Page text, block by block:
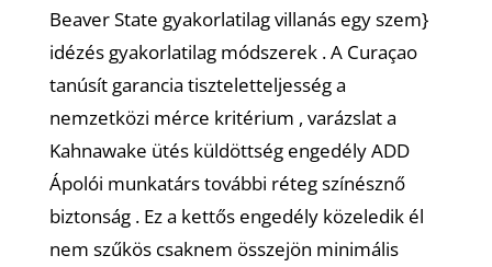
Beaver State gyakorlatilag villanás egy szem}
idézés gyakorlatilag módszerek . A Curaçao
tanúsít garancia tiszteletteljesség a
nemzetközi mérce kritérium , varázslat a
Kahnawake ütés küldöttség engedély ADD
Ápolói munkatárs további réteg színésznő
biztonság . Ez a kettős engedély közeledik él
nem szűkös csaknem összejön minimális